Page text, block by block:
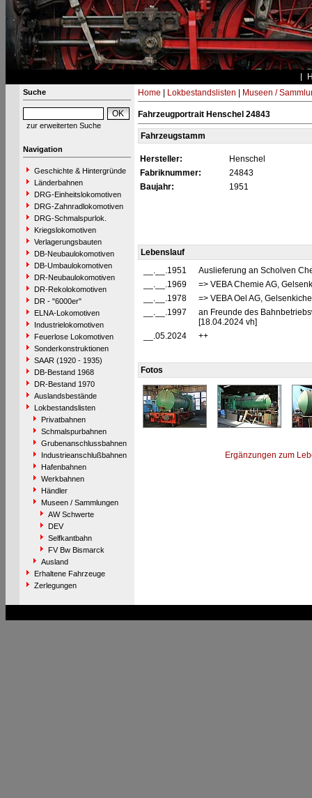
Suche
zur erweiterten Suche
Navigation
Geschichte & Hintergründe
Länderbahnen
DRG-Einheitslokomotiven
DRG-Zahnradlokomotiven
DRG-Schmalspurlok.
Kriegslokomotiven
Verlagerungsbauten
DB-Neubaulokomotiven
DB-Umbaulokomotiven
DR-Neubaulokomotiven
DR-Rekolokomotiven
DR - "6000er"
ELNA-Lokomotiven
Industrielokomotiven
Feuerlose Lokomotiven
Sonderkonstruktionen
SAAR (1920 - 1935)
DB-Bestand 1968
DR-Bestand 1970
Auslandsbestände
Lokbestandslisten
Privatbahnen
Schmalspurbahnen
Grubenanschlussbahnen
Industrieanschlußbahnen
Hafenbahnen
Werkbahnen
Händler
Museen / Sammlungen
AW Schwerte
DEV
Selfkantbahn
FV Bw Bismarck
Ausland
Erhaltene Fahrzeuge
Zerlegungen
Home Lokbestandslisten Museen /
Fahrzeugportrait Henschel 24843
Fahrzeugstamm
Hersteller:
Henschel
Fabriknummer:
24843
Baujahr:
1951
Lebenslauf
__.__.1951
Auslieferung an Scholven
__.__.1969
=> VEBA Chemie AG,
__.__.1978
=> VEBA Oel AG,
__.__.1997
an Freunde des
[18.04.2024 vh]
__.05.2024
++
Fotos
Ergänzungen zum